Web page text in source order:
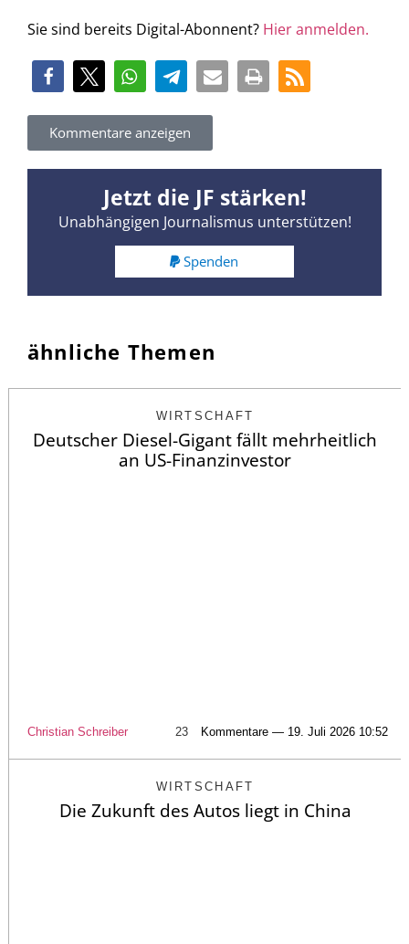
Sie sind bereits Digital-Abonnent? Hier anmelden.
Kommentare anzeigen
Jetzt die JF stärken!
Unabhängigen Journalismus unterstützen!
Spenden
ähnliche Themen
WIRTSCHAFT
Deutscher Diesel-Gigant fällt mehrheitlich
an US-Finanzinvestor
Christian Schreiber 23 Kommentare — 19. Juli 2026 10:52
WIRTSCHAFT
Die Zukunft des Autos liegt in China